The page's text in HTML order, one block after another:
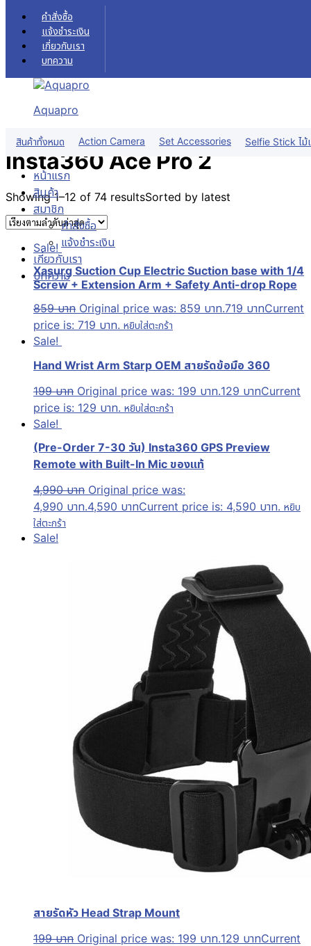
Skip to content
คำสั่งซื้อ
แจ้งชำระเงิน
เกี่ยวกับเรา
บทความ
Aquapro
สินค้าทั้งหมด Action Camera Set Accessories Selfie Stick ไม้
หน้าแรก
สินค้า
สมาชิก
คำสั่งซื้อ
แจ้งชำระเงิน
เกี่ยวกับเรา
บทความ
Insta360 Ace Pro 2
หน้าแรก Insta360 Ace Pro 2
Insta360 Ace Pro 2
Showing 1–12 of 74 resultsSorted by latest
Sale!
Xasurg Suction Cup Electric Suction base with 1/4
Screw + Extension Arm + Safety Anti-drop Rope
859บาท Original price was: 859 บาท.719 บาทCurrent
price is: 719 บาท. หยิบใส่ตะกร้า
Sale!
Hand Wrist Arm Starp OEM สายรัดข้อมือ 360
199บาท Original price was: 199 บาท.129 บาทCurrent
price is: 129 บาท. หยิบใส่ตะกร้า
Sale!
(Pre-Order 7-30 วัน) Insta360 GPS Preview
Remote with Built-In Mic ของแท้
4,990บาท Original price was:
4,990 บาท.4,590 บาทCurrent price is: 4,590 บาท. หยิบ
ใส่ตะกร้า
Sale!
สายรัดหัว Head Strap Mount
199บาท Original price was: 199 บาท.129 บาทCurrent